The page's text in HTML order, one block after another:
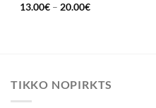
13.00€– 20.00€
TIKKO NOPIRKTS